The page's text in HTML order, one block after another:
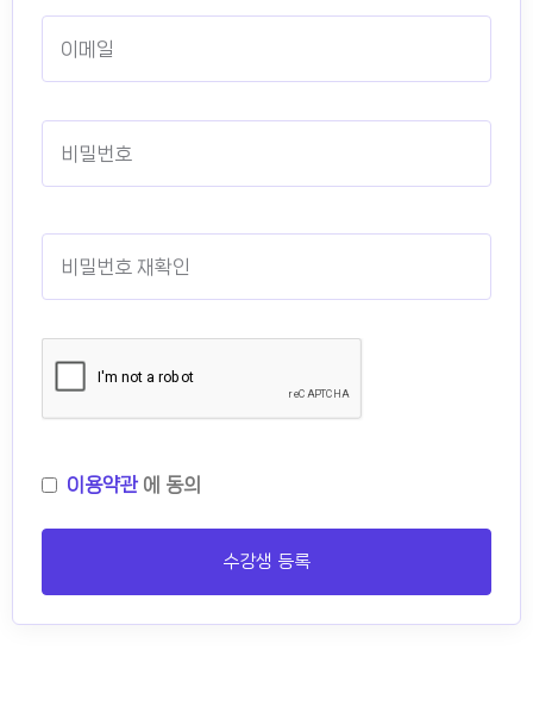
이용약관 에 동의
수강생 등록